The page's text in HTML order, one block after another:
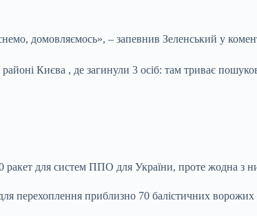
домовляємось», – запевнив Зеленський у
Києва , де загинули 3 осіб: там триває
для систем ППО для України, проте жодна з
перехоплення приблизно 70 балістичних ворожих